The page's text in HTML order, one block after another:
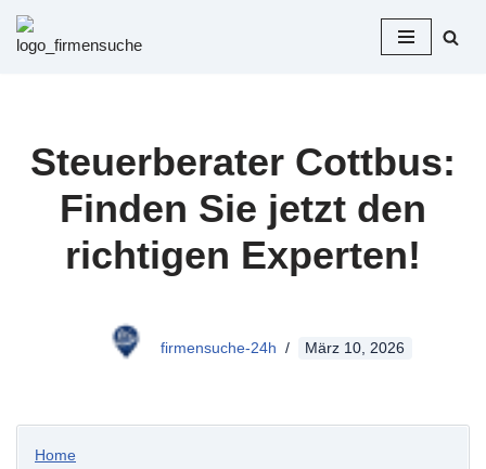
Zum
Steuerberater Cottbus:
Finden Sie jetzt den
richtigen Experten!
firmensuche-24h März 10, 2026
Home